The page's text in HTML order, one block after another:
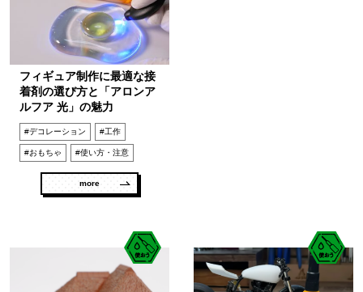
フィギュア制作に最適な接
着剤の選び方と「アロンア
ルフア 光」の魅力
#デコレーション #工作
#おもちゃ #使い方・注意
more